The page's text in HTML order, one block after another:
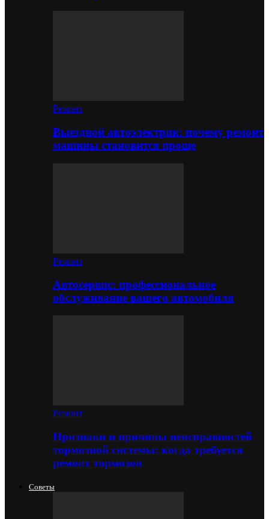
Ремонт
Выездной автоэлектрик: почему ремонт
машины становится проще
Ремонт
Автосервис: профессиональное
обслуживание вашего автомобиля
Ремонт
Признаки и причины неисправностей
тормозной системы: когда требуется
ремонт тормозов
Советы